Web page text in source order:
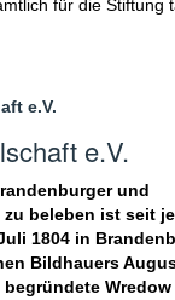
für die Stiftung
e.V.
und
beleben ist seit
1804 in
Bildhauers
Wredow